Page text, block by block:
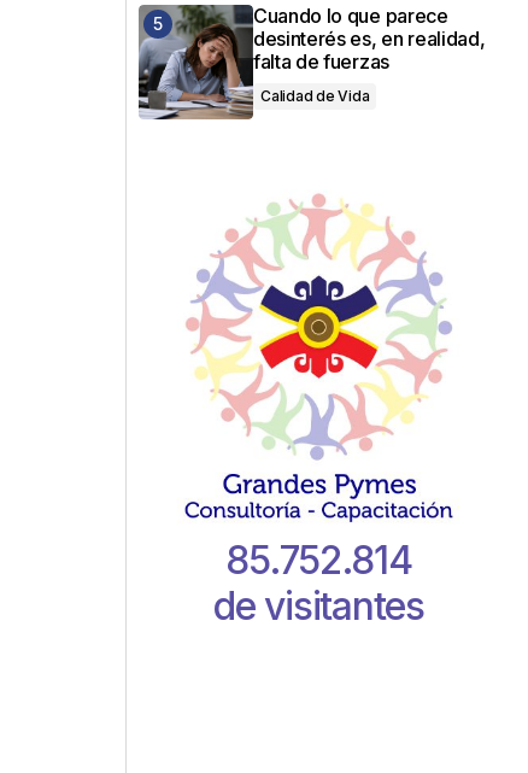
Cuando lo que parece
desinterés es, en realidad,
falta de fuerzas
Calidad de Vida
85.752.814
de visitantes